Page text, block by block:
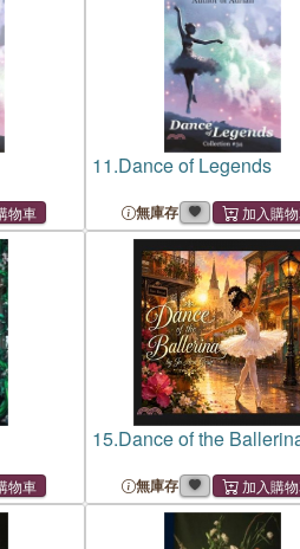
11.Dance of Legends
無庫存
15.Dance of the
無庫存